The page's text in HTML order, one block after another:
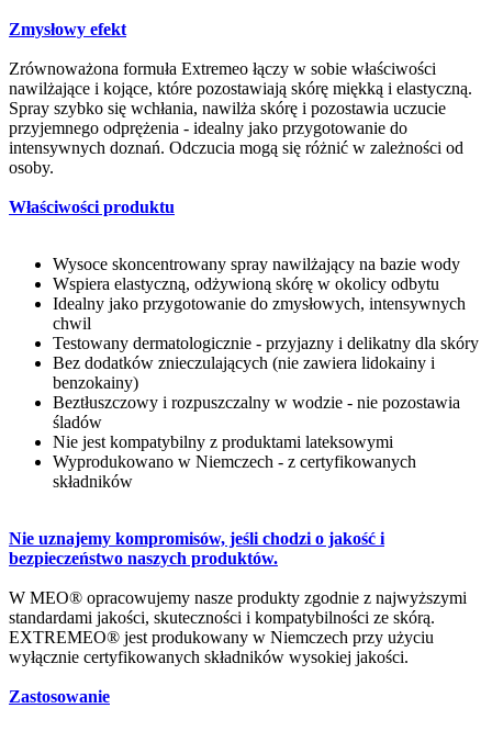
Zmysłowy efekt
Zrównoważona formuła Extremeo łączy w sobie właściwości
nawilżające i kojące, które pozostawiają skórę miękką i elastyczną.
Spray szybko się wchłania, nawilża skórę i pozostawia uczucie
przyjemnego odprężenia - idealny jako przygotowanie do
intensywnych doznań. Odczucia mogą się różnić w zależności od
osoby.
Właściwości produktu
Wysoce skoncentrowany spray nawilżający na bazie wody
Wspiera elastyczną, odżywioną skórę w okolicy odbytu
Idealny jako przygotowanie do zmysłowych, intensywnych
chwil
Testowany dermatologicznie - przyjazny i delikatny dla skóry
Bez dodatków znieczulających (nie zawiera lidokainy i
benzokainy)
Beztłuszczowy i rozpuszczalny w wodzie - nie pozostawia
śladów
Nie jest kompatybilny z produktami lateksowymi
Wyprodukowano w Niemczech - z certyfikowanych
składników
Nie uznajemy kompromisów, jeśli chodzi o jakość i
bezpieczeństwo naszych produktów.
W MEO® opracowujemy nasze produkty zgodnie z najwyższymi
standardami jakości, skuteczności i kompatybilności ze skórą.
EXTREMEO® jest produkowany w Niemczech przy użyciu
wyłącznie certyfikowanych składników wysokiej jakości.
Zastosowanie